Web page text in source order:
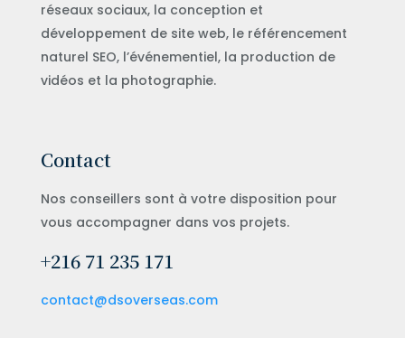
réseaux sociaux, la conception et
développement de site web, le référencement
naturel SEO, l’événementiel, la production de
vidéos et la photographie.
Contact
Nos conseillers sont à votre disposition pour
vous accompagner dans vos projets.
+216 71 235 171
contact@dsoverseas.com